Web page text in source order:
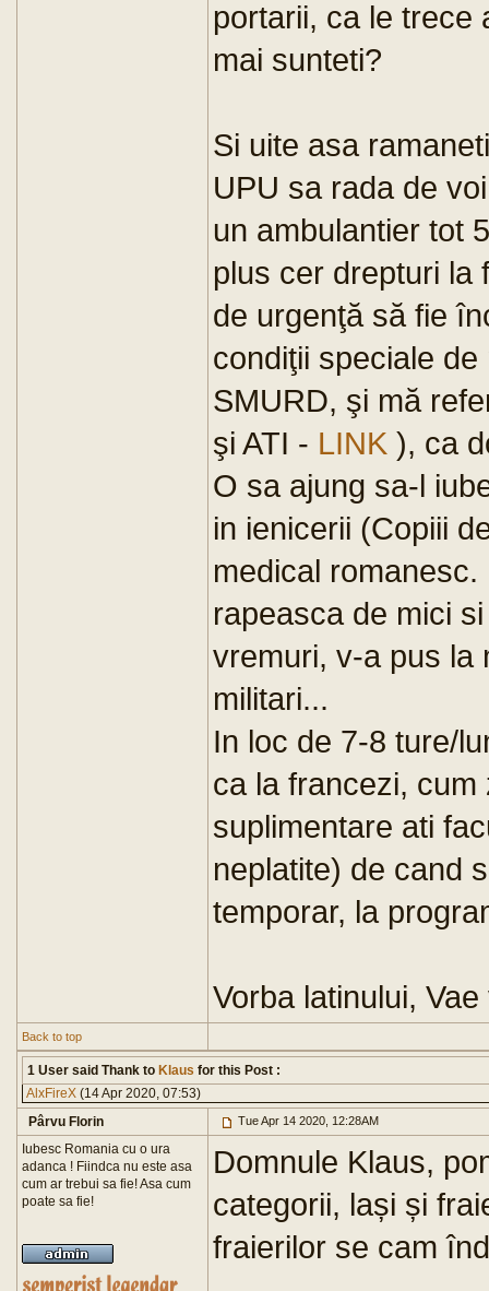
portarii, ca le trece
mai sunteti?
Si uite asa
UPU sa rada de
un ambulantier tot
plus cer drepturi la
de urgenţă să fie
condiţii speciale
SMURD, şi mă
şi ATI - LINK ), ca
O sa ajung sa-l
in ienicerii (Copiii
medical
rapeasca de mici
vremuri, v-a pus la
militari...
In loc de 7-8 ture/
ca la francezi, cum
suplimentare ati
neplatite) de cand
temporar, la
Vorba latinului,
Back to top
1 User said Thank to Klaus for this Post :
AlxFireX (14 Apr 2020, 07:53)
Pârvu Florin
Tue Apr 14 2020, 12:28AM
Iubesc Romania cu o ura
adanca ! Fiindca nu este asa
cum ar trebui sa fie! Asa cum
poate sa fie!
Domnule Klaus,
categorii, lași și
fraierilor se cam